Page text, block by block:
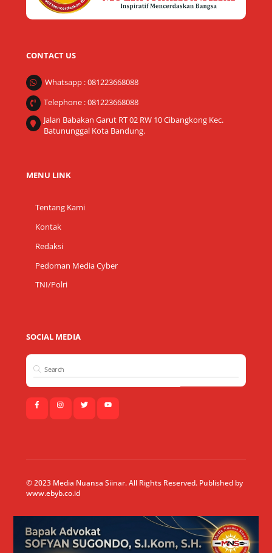
CONTACT US
Whatsapp : 081223668088
Telephone : 081223668088
Jalan Babakan Garut RT 02 RW 10 Cibangkong Kec.
Batununggal Kota Bandung.
MENU LINK
Tentang Kami
Kontak
Redaksi
Pedoman Media Cyber
TNI/Polri
SOCIAL MEDIA
© 2023 Media Nuansa Siinar. All Rights Reserved. Published by
www.ebyb.co.id